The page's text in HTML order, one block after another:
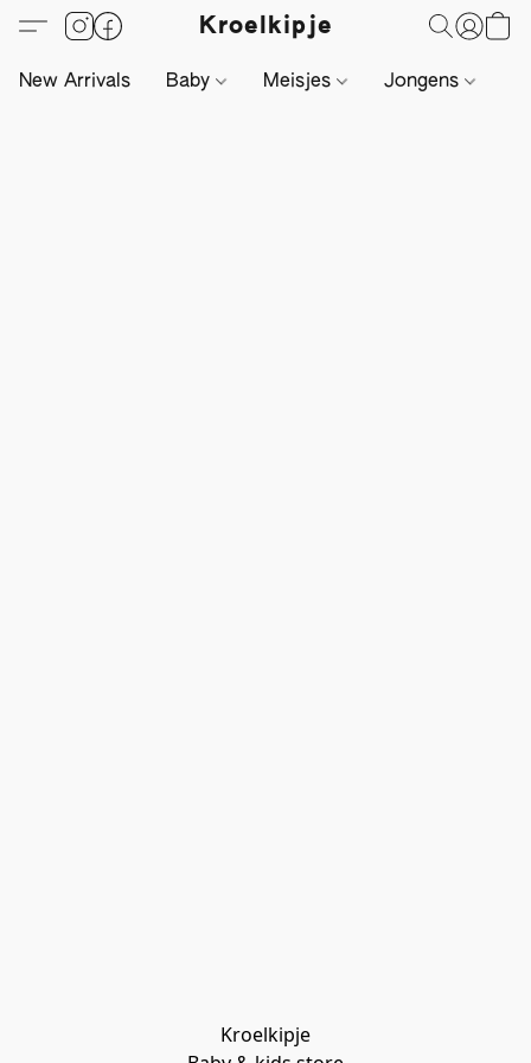
Kroelkipje
New Arrivals Baby Meisjes Jongens
Kroelkipje